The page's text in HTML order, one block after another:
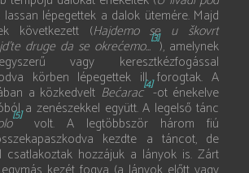
lépegettek a dalok ütemére. Majd
következett (Hajdemo se u škovrt
druge da se okrećemo...[3]), amelynek
vagy keresztkézfogással
körben lépegettek ill. forogtak. A
a közkedvelt Bećarac[4]-ot énekelve
a zenészekkel együtt. A legelső tánc
[5] volt. A legtöbbször három fiú
kezdte a táncot, de
csatlakoztak hozzájuk a lányok is. Zárt